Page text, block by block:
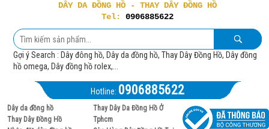
DÂY DA ĐỒNG HỒ - THAY DÂY ĐỒNG HỒ
Tel: 0906885622
Gợi ý Search : Dây đông hồ, Dây da đồng hồ, Thay Dây Đồng Hồ, Dây đồng
hồ omega, Dây đồng hồ rolex,...
Hotline: 0906885622
Dây da đồng hồ
Thay Dây Đồng Hồ
Thay Dây Da Đồng Hồ Ở
Tphcm